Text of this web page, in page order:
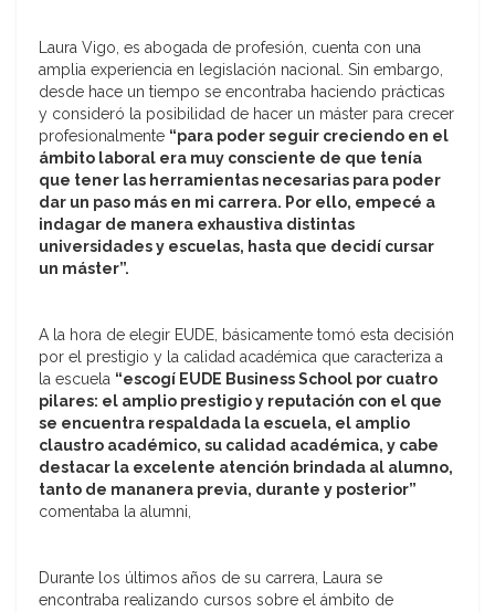
Laura Vigo, es abogada de profesión, cuenta con una
amplia experiencia en legislación nacional. Sin embargo,
desde hace un tiempo se encontraba haciendo prácticas
y consideró la posibilidad de hacer un máster para crecer
profesionalmente “para poder seguir creciendo en el
ámbito laboral era muy consciente de que tenía
que tener las herramientas necesarias para poder
dar un paso más en mi carrera. Por ello, empecé a
indagar de manera exhaustiva distintas
universidades y escuelas, hasta que decidí cursar
un máster”.
A la hora de elegir EUDE, básicamente tomó esta decisión
por el prestigio y la calidad académica que caracteriza a
la escuela “escogí EUDE Business School por cuatro
pilares: el amplio prestigio y reputación con el que
se encuentra respaldada la escuela, el amplio
claustro académico, su calidad académica, y cabe
destacar la excelente atención brindada al alumno,
tanto de mananera previa, durante y posterior”
comentaba la alumni,
Durante los últimos años de su carrera, Laura se
encontraba realizando cursos sobre el ámbito de